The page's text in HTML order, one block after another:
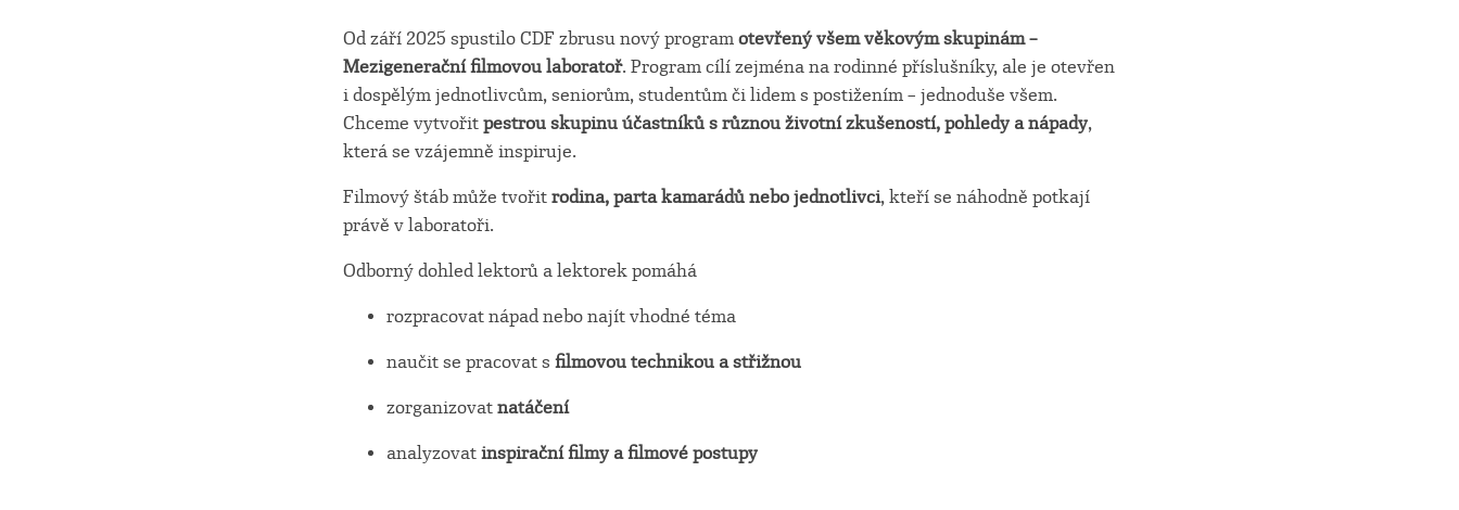
Od září 2025 spustilo CDF zbrusu nový programotevřený všem věkovým skupinám –
Mezigenerační filmovou laboratoř. Program cílí zejména na rodinné příslušníky, ale je otevřen
i dospělým jednotlivcům, seniorům, studentům či lidem s postižením – jednoduše všem.
Chceme vytvořitpestrou skupinu účastníků s různou životní zkušeností, pohledy a nápady,
která se vzájemně inspiruje.
Filmový štáb může tvořitrodina, parta kamarádů nebo jednotlivci, kteří se náhodně potkají
právě v laboratoři.
Odborný dohled lektorů a lektorek pomáhá
rozpracovat nápad nebo najít vhodné téma
naučit se pracovat sfilmovou technikou a střižnou
zorganizovatnatáčení
analyzovatinspirační filmy a filmové postupy